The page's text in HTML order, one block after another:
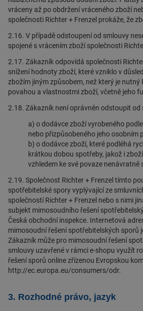
vráceny až po obdržení vráceného zboží
společnosti Richter + Frenzel prokáže, že
2.16. V případě odstoupení od smlouvy
spojené s vrácením zboží společnosti
2.17. Zákazník odpovídá společnosti
snížení hodnoty zboží, které vzniklo v
zbožím jiným způsobem, než který je nutný
povahou a vlastnostmi zboží, včetně jeho
2.18. Zákazník není oprávněn odstoupit od
a) o dodávce zboží vyrobeného
nebo přizpůsobeného jeho osobním
b) o dodávce zboží, které podléhá
krátkou dobou spotřeby, jakož i
vzhledem ke své povaze nenávratně
2.19. Společnost Richter + Frenzel tímto
spotřebitelské spory vyplývající ze
společností Richter + Frenzel nebo s nimi
subjekt mimosoudního řešení
Česká obchodní inspekce. Internetová
mimosoudní řešení spotřebitelských sporů
Zákazník může pro mimosoudní řešení
smlouvy uzavřené v rámci e-shopu využít
řešení sporů online zřízenou Evropskou
http://ec.europa.eu/consumers/odr.
3. Rozhodné právo, jazyk